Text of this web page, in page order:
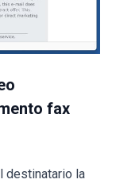
fax
destinatario la